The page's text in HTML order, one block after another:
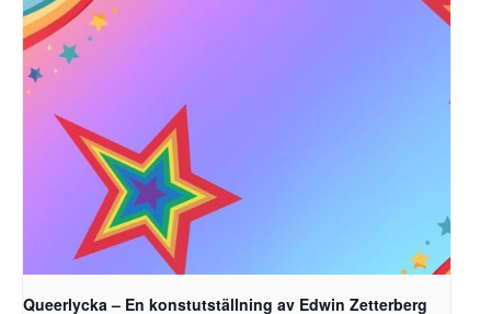
Queerlycka – En konstutställning av Edwin Zetterberg